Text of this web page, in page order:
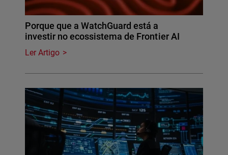
Porque que a WatchGuard está a
investir no ecossistema de Frontier AI
Ler Artigo